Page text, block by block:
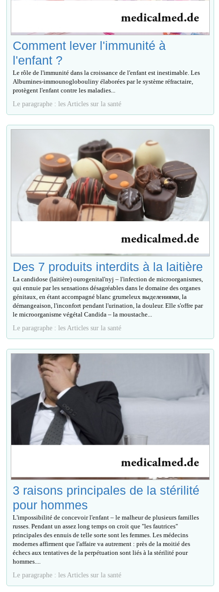
Comment lever l'immunité à
l'enfant ?
Le rôle de l'immunité dans la croissance de l'enfant est inestimable. Les
Albumines-immounoglobouliny élaborées par le système réfractaire,
protègent l'enfant contre les maladies...
Le paragraphe : les Articles sur la santé
Des 7 produits interdits à la laitière
La candidose (laitière) ourogenital'nyj – l'infection de microorganismes,
qui ennuie par les sensations désagréables dans le domaine des organes
génitaux, en étant accompagné blanc grumeleux выделениями, la
démangeaison, l'inconfort pendant l'urination, la douleur. Elle s'offre par
le microorganisme végétal Candida – la moustache...
Le paragraphe : les Articles sur la santé
3 raisons principales de la stérilité
pour hommes
L'impossibilité de concevoir l'enfant – le malheur de plusieurs familles
russes. Pendant un assez long temps on croit que "les fautrices"
principales des ennuis de telle sorte sont les femmes. Les médecins
modernes affirment que l'affaire va autrement : près de la moitié des
échecs aux tentatives de la perpétuation sont liés à la stérilité pour
hommes....
Le paragraphe : les Articles sur la santé